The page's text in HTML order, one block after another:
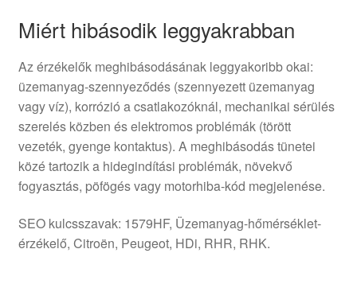
Miért hibásodik leggyakrabban
Az érzékelők meghibásodásának leggyakoribb okai:
üzemanyag-szennyeződés (szennyezett üzemanyag
vagy víz), korrózió a csatlakozóknál, mechanikai sérülés
szerelés közben és elektromos problémák (törött
vezeték, gyenge kontaktus). A meghibásodás tünetei
közé tartozik a hidegindítási problémák, növekvő
fogyasztás, pöfögés vagy motorhiba-kód megjelenése.
SEO kulcsszavak: 1579HF, Üzemanyag-hőmérséklet-
érzékelő, Citroën, Peugeot, HDi, RHR, RHK.